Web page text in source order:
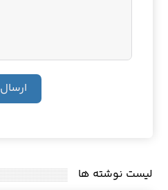
ارسال
لیست نوشته ها